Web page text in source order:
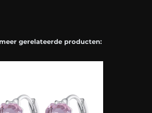
gerelateerde producten: